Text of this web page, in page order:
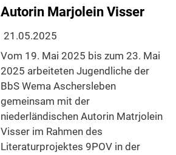
Autorin Marjolein Visser
21.05.2025
Vom 19. Mai 2025 bis zum 23. Mai
2025 arbeiteten Jugendliche der
BbS Wema Aschersleben
gemeinsam mit der
niederländischen Autorin Matrjolein
Visser im Rahmen des
Literaturprojektes 9POV in der